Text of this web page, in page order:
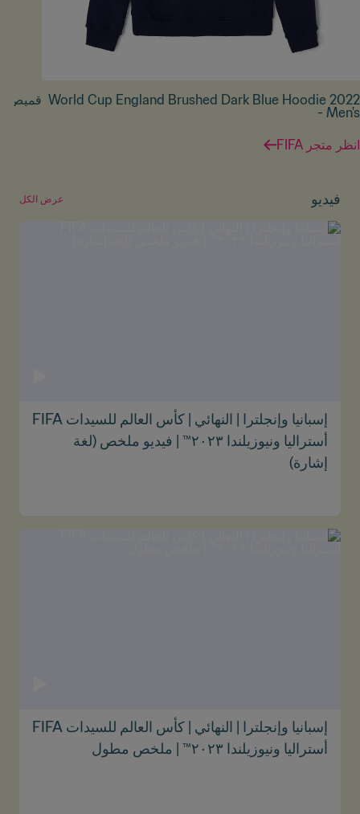
2022 World Cup England Brushed Dark Blue Hoodie
- Men's
قميص
انظر متجر FIFA
فيديو عرض الكل
إسبانيا وإنجلترا | النهائي | كأس العالم للسيدات FIFA
أستراليا ونيوزيلندا ٢٠٢٣™ | فيديو ملخص (لغة
إشارة)
إسبانيا وإنجلترا | النهائي | كأس العالم للسيدات FIFA
أستراليا ونيوزيلندا ٢٠٢٣™ | ملخص مطول